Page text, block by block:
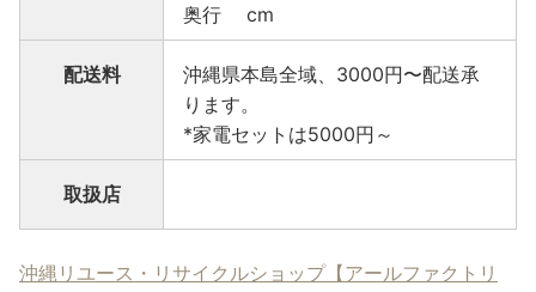
奥行 cm
配送料
沖縄県本島全域、3000円〜配送承
ります。
*家電セットは5000円～
取扱店
沖縄リユース・リサイクルショップ【アールファクトリ